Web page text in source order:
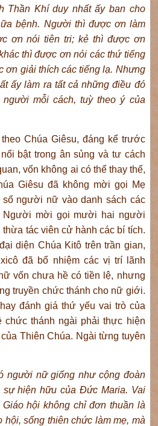
Thần Khí duy nhất ấy ban cho
bệnh. Người thì được ơn làm
ơn nói tiên tri; kẻ thì được ơn
thì được ơn nói các thứ tiếng
ơn giải thích các tiếng lạ. Nhưng
ấy làm ra tất cả những điều đó
mỗi cách, tuỳ theo ý của
Chúa Giêsu, đáng kể trước
bật trong ân sủng và tư cách
vốn không ai có thể thay thế,
Giêsu đã không mời gọi Mẹ
số người nữ vào danh sách các
Người mời gọi mười hai người
thừa tác viên cử hành các bí tích.
diện Chúa Kitô trên trần gian,
đã bổ nhiệm các vị trí lãnh
vốn chưa hề có tiền lệ, nhưng
truyền chức thánh cho nữ giới.
đánh giá thứ yếu vai trò của
thánh ngài phải thực hiện
Thiên Chúa. Ngài từng tuyên
người nữ giống như cộng đoàn
sự hiện hữu của Đức Maria. Vai
hội không chỉ đơn thuần là
hội, sống thiên chức làm mẹ, mà